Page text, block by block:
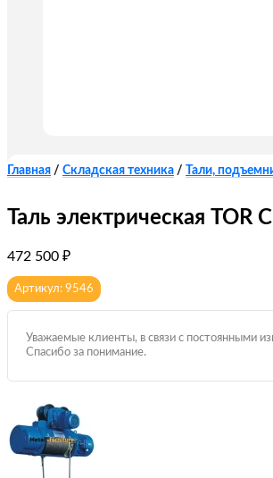
Главная / Складская техника / Тали,
Таль электрическая TOR
472 500 ₽
Артикул: 9546
Уважаемые клиенты, в связи с постоянными
Спасибо за понимание.